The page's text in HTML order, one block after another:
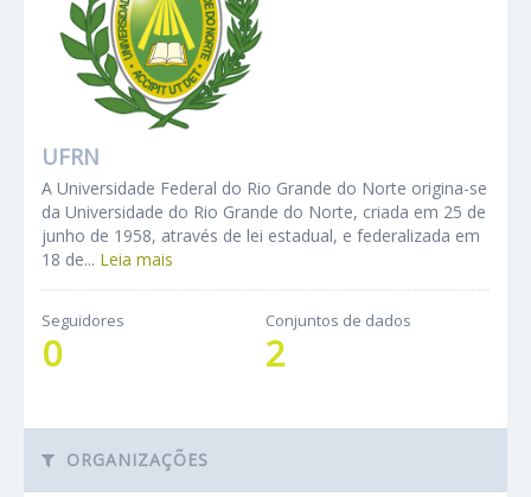
UFRN
A Universidade Federal do Rio Grande do Norte origina-se
da Universidade do Rio Grande do Norte, criada em 25 de
junho de 1958, através de lei estadual, e federalizada em
18 de... Leia mais
Seguidores
0
Conjuntos de dados
2
ORGANIZAÇÕES